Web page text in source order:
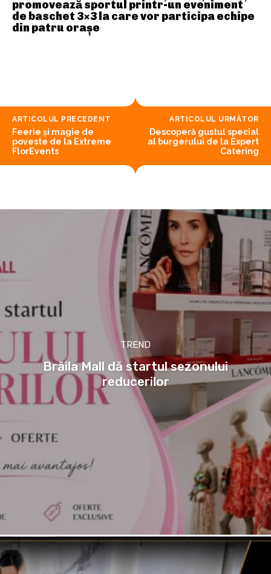
promovează sportul printr-un eveniment
de baschet 3×3 la care vor participa echipe
din patru orașe
ARTICOLUL PRECEDENT
Feerie și magie de
poveste de la Extreme
FlorEvents
ARTICOLUL URMĂTOR
Descoperă gustul special
al burgerului de la Expert
Catering
TREND
Brăila Mall dă startul sezonului
reducerilor